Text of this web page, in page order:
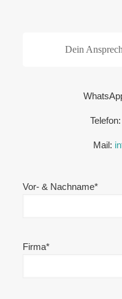
Dein
Telefon:
Mail:
Vor- & Nachname*
Firma*